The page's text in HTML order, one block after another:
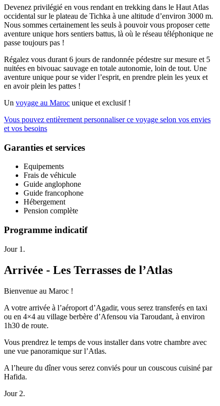
Devenez privilégié en vous rendant en trekking dans le Haut Atlas
occidental sur le plateau de Tichka à une altitude d’environ 3000 m.
Nous sommes certainement les seuls à pouvoir vous proposer cette
aventure unique hors sentiers battus, là où le réseau téléphonique ne
passe toujours pas !
Régalez vous durant 6 jours de randonnée pédestre sur mesure et 5
nuitées en bivouac sauvage en totale autonomie, loin de tout. Une
aventure unique pour se vider l’esprit, en prendre plein les yeux et
en avoir plein les pattes !
Un voyage au Maroc unique et exclusif !
Vous pouvez entièrement personnaliser ce voyage selon vos envies
et vos besoins
Garanties et services
Equipements
Frais de véhicule
Guide anglophone
Guide francophone
Hébergement
Pension complète
Programme indicatif
Jour 1.
Arrivée - Les Terrasses de l’Atlas
Bienvenue au Maroc !
A votre arrivée à l’aéroport d’Agadir, vous serez transferés en taxi
ou en 4×4 au village berbère d’Afensou via Taroudant, à environ
1h30 de route.
Vous prendrez le temps de vous installer dans votre chambre avec
une vue panoramique sur l’Atlas.
A l’heure du dîner vous serez conviés pour un couscous cuisiné par
Hafida.
Jour 2.